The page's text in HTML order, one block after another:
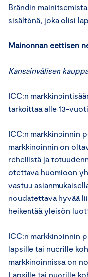
Brändin
sisältönä, joka olisi
Mainonnan eettisen
Kansainvälisen
ICC:n
tarkoittaa alle 13-
ICC:n markkinoinnin
markkinoinnin on
rehellistä ja
otettava huomioon
vastuu
noudatettava hyvää
heikentää yleisön
ICC:n markkinoinnin
lapsille tai nuorille
markkinoinnissa on
Lapsille tai nuorille